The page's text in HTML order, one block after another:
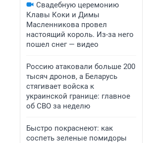
Свадебную церемонию
Клавы Коки и Димы
Масленникова провел
настоящий король. Из-за него
пошел снег — видео
Россию атаковали больше 200
тысяч дронов, а Беларусь
стягивает войска к
украинской границе: главное
об СВО за неделю
Быстро покраснеют: как
соспеть зеленые помидоры